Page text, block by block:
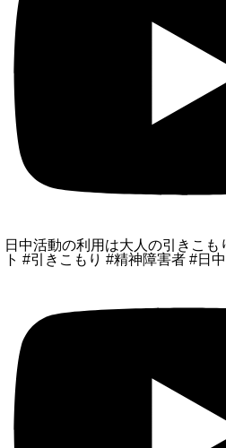
日中活動の利用は大人の引きこも
ト #引きこもり #精神障害者 #日